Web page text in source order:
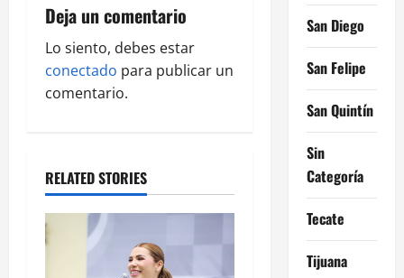
g
a
t
o
n
Deja un comentario
Lo siento, debes estar
conectado para publicar un
comentario.
RELATED STORIES
San Diego
San Felipe
San Quintín
Sin
Categoría
Tecate
Tijuana